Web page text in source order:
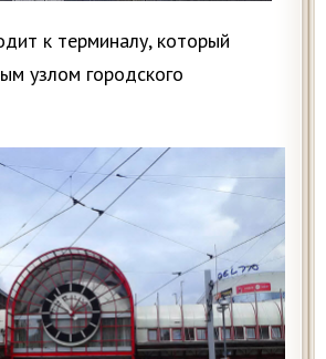
к терминалу, который
узлом городского